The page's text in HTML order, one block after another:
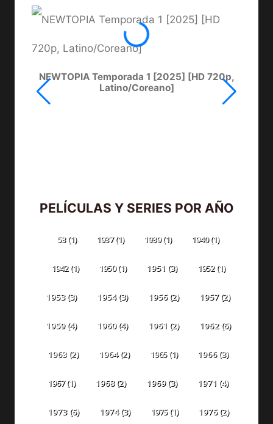
NEWTOPIA Temporada 1 [2025] [HD 720p,
Latino/Coreano]
PELÍCULAS Y SERIES POR AÑO
53(1) 1937(1) 1939(1) 1940(1)
1942(1) 1950(1) 1951 (3) 1952(1)
1953(3) 1954(3) 1956(2) 1957(2)
1959(4) 1960(4) 1961 (2) 1962(6)
1963 (2) 1964(2) 1965(1) 1966(3)
1967(1) 1968(2) 1969(3) 1971 (4)
1973(6) 1974(3) 1975(1) 1976(2)